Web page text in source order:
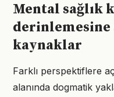
Mental sağlık
kaynaklar
Farklı perspektiflere
alanında dogmatik